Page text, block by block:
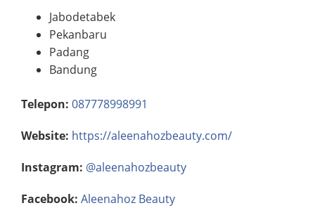
Jabodetabek
Pekanbaru
Padang
Bandung
Telepon: 087778998991
Website: https://aleenahozbeauty.com/
Instagram: @aleenahozbeauty
Facebook: Aleenahoz Beauty